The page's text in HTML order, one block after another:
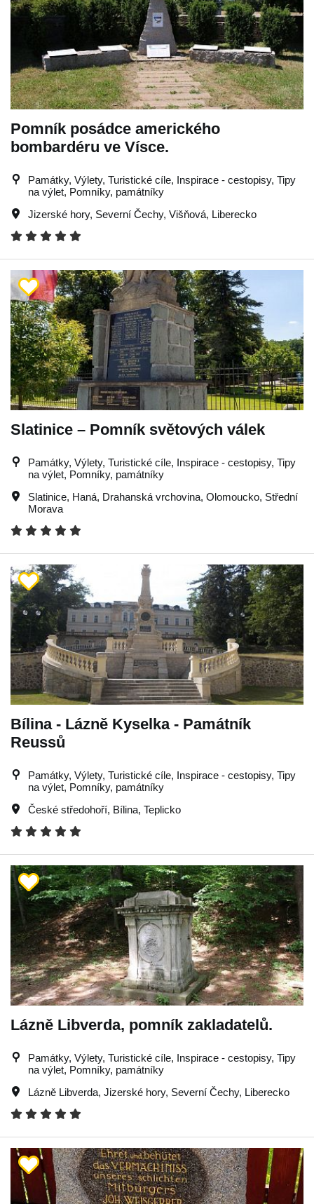
Pomník posádce amerického
bombardéru ve Vísce.
Památky, Výlety, Turistické cíle, Inspirace - cestopisy, Tipy
na výlet, Pomníky, památníky
Jizerské hory, Severní Čechy, Višňová, Liberecko
Slatinice – Pomník světových válek
Památky, Výlety, Turistické cíle, Inspirace - cestopisy, Tipy
na výlet, Pomníky, památníky
Slatinice, Haná, Drahanská vrchovina, Olomoucko, Střední
Morava
Bílina - Lázně Kyselka - Památník
Reussů
Památky, Výlety, Turistické cíle, Inspirace - cestopisy, Tipy
na výlet, Pomníky, památníky
České středohoří, Bílina, Teplicko
Lázně Libverda, pomník zakladatelů.
Památky, Výlety, Turistické cíle, Inspirace - cestopisy, Tipy
na výlet, Pomníky, památníky
Lázně Libverda, Jizerské hory, Severní Čechy, Liberecko